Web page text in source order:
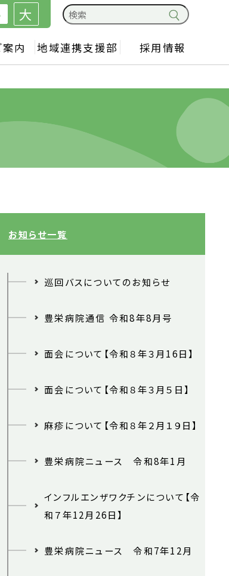
大
内 地域連携支援部 採用情報
お知らせ一覧
巡回バスについてのお知らせ
豊栄病院通信 令和8年8月号
面会について【令和８年３月16日】
面会について【令和８年３月５日】
麻疹について【令和８年２月１９日】
豊栄病院ニュース 令和8年1月
インフルエンザワクチンについて【令
和７年12月26日】
豊栄病院ニュース 令和7年12月